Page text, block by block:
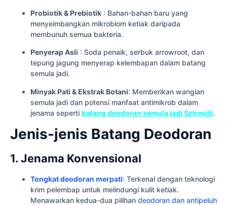
Probiotik & Prebiotik : Bahan-bahan baru yang
menyeimbangkan mikrobiom ketiak daripada
membunuh semua bakteria.
Penyerap Asli : Soda penaik, serbuk arrowroot, dan
tepung jagung menyerap kelembapan dalam batang
semula jadi.
Minyak Pati & Ekstrak Botani: Memberikan wangian
semula jadi dan potensi manfaat antimikrob dalam
jenama seperti batang deodoran semula jadi Schmidt.
Jenis-jenis Batang Deodoran
1. Jenama Konvensional
Tongkat deodoran merpati: Terkenal dengan teknologi
krim pelembap untuk melindungi kulit ketiak.
Menawarkan kedua-dua pilihan deodoran dan antipeluh